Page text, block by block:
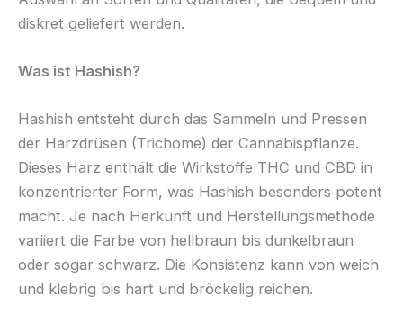
diskret geliefert werden.
Was ist Hashish?
Hashish entsteht durch das Sammeln und Pressen
der Harzdrüsen (Trichome) der Cannabispflanze.
Dieses Harz enthält die Wirkstoffe THC und CBD in
konzentrierter Form, was Hashish besonders potent
macht. Je nach Herkunft und Herstellungsmethode
variiert die Farbe von hellbraun bis dunkelbraun
oder sogar schwarz. Die Konsistenz kann von weich
und klebrig bis hart und bröckelig reichen.